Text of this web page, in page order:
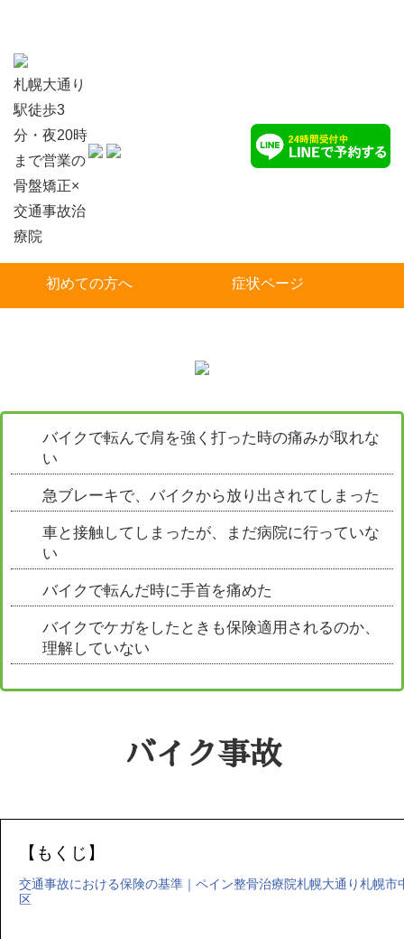
札幌大通り
駅徒歩3
分・夜20時
まで営業の
骨盤矯正×
交通事故治
療院
初めての方へ 症状ページ
バイクで転んで肩を強く打った時の痛みが取れな
い
急ブレーキで、バイクから放り出されてしまった
車と接触してしまったが、まだ病院に行っていな
い
バイクで転んだ時に手首を痛めた
バイクでケガをしたときも保険適用されるのか、
理解していない
バイク事故
【もくじ】
交通事故における保険の基準｜ペイン整骨治療院札幌大通り札幌市
区